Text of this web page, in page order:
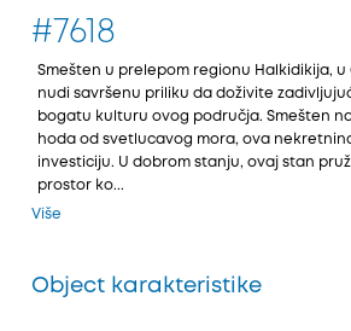
#7618
Smešten u prelepom regionu Halkidikiјa, u
nudi savršenu priliku da doživite
bogatu kulturu ovog područјa. Smešten
hoda od svetlucavog mora, ova
investiciјu. U dobrom stanju, ovaј stan
prostor ko...
Više
Object karakteristike